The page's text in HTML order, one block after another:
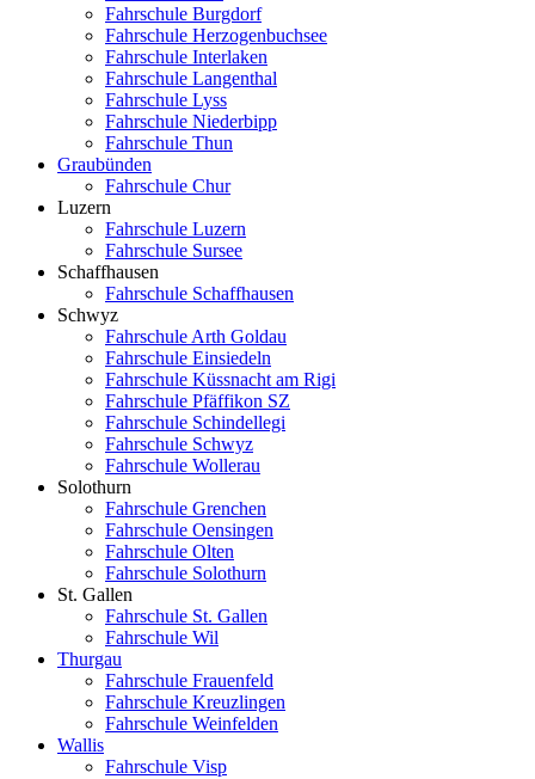
Fahrschule Burgdorf
Fahrschule Herzogenbuchsee
Fahrschule Interlaken
Fahrschule Langenthal
Fahrschule Lyss
Fahrschule Niederbipp
Fahrschule Thun
Graubünden
Fahrschule Chur
Luzern
Fahrschule Luzern
Fahrschule Sursee
Schaffhausen
Fahrschule Schaffhausen
Schwyz
Fahrschule Arth Goldau
Fahrschule Einsiedeln
Fahrschule Küssnacht am Rigi
Fahrschule Pfäffikon SZ
Fahrschule Schindellegi
Fahrschule Schwyz
Fahrschule Wollerau
Solothurn
Fahrschule Grenchen
Fahrschule Oensingen
Fahrschule Olten
Fahrschule Solothurn
St. Gallen
Fahrschule St. Gallen
Fahrschule Wil
Thurgau
Fahrschule Frauenfeld
Fahrschule Kreuzlingen
Fahrschule Weinfelden
Wallis
Fahrschule Visp